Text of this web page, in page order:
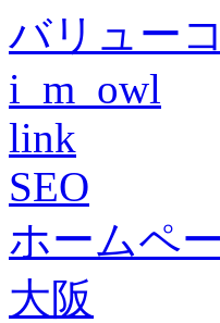
バリュー
i_m_owl
link
SEO
ホームペ
大阪